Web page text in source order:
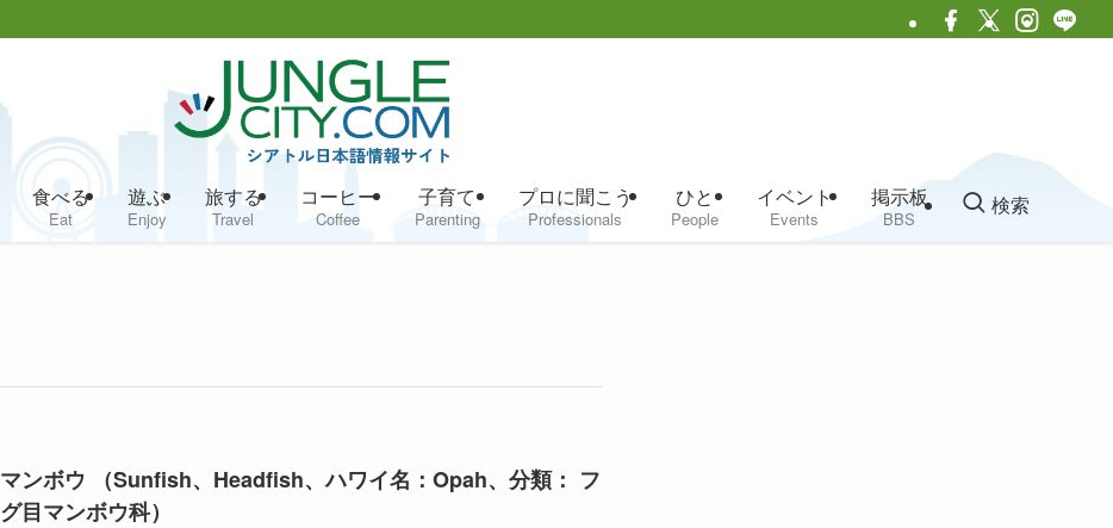
食べる
Eat
遊ぶ
Enjoy
旅する
Travel
コーヒー
Coffee
子育て
Parenting
プロに聞こう
Professionals
ひと
People
イベント
Events
掲示板
BBS
検索
マンボウ （Sunfish、Headfish、ハワイ名：Opah、分類： フ
グ目マンボウ科）